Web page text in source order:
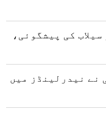
کی پیشگوئی،
نے نیدرلینڈز میں